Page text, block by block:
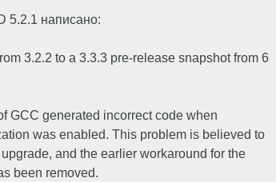
5.2.1 написано:
3.2.2 to a 3.3.3 pre-release snapshot from 6
GCC generated incorrect code when
was enabled. This problem is believed to
and the earlier workaround for the
been removed.